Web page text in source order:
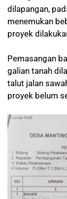
dilapangan,
menemukan
proyek
Pemasangan
galian tanah
talut jalan
proyek belum